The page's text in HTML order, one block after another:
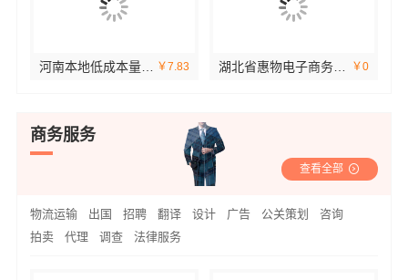
便宜数码家电平台好不好？湖北省惠物电子商务有限公司评测 ￥0 湖北省惠物电子商务有限公司：高效生鲜食品服务商价格一览 ￥0
商务服务
查看全部
物流运输 出国 招聘 翻译 设计 广告 公关策划
咨询
拍卖
代理 调查 法律服务